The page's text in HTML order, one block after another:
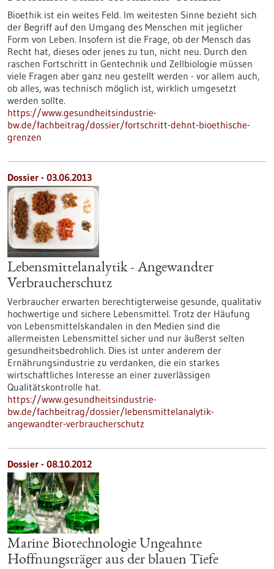
Bioethik ist ein weites Feld. Im weitesten Sinne bezieht sich
der Begriff auf den Umgang des Menschen mit jeglicher
Form von Leben. Insofern ist die Frage, ob der Mensch das
Recht hat, dieses oder jenes zu tun, nicht neu. Durch den
raschen Fortschritt in Gentechnik und Zellbiologie müssen
viele Fragen aber ganz neu gestellt werden - vor allem auch,
ob alles, was technisch möglich ist, wirklich umgesetzt
werden sollte.
https://www.gesundheitsindustrie-
bw.de/fachbeitrag/dossier/fortschritt-dehnt-bioethische-
grenzen
Dossier - 03.06.2013
Lebensmittelanalytik - Angewandter
Verbraucherschutz
Verbraucher erwarten berechtigterweise gesunde, qualitativ
hochwertige und sichere Lebensmittel. Trotz der Häufung
von Lebensmittelskandalen in den Medien sind die
allermeisten Lebensmittel sicher und nur äußerst selten
gesundheitsbedrohlich. Dies ist unter anderem der
Ernährungsindustrie zu verdanken, die ein starkes
wirtschaftliches Interesse an einer zuverlässigen
Qualitätskontrolle hat.
https://www.gesundheitsindustrie-
bw.de/fachbeitrag/dossier/lebensmittelanalytik-
angewandter-verbraucherschutz
Dossier - 08.10.2012
Marine Biotechnologie Ungeahnte
Hoffnungsträger aus der blauen Tiefe